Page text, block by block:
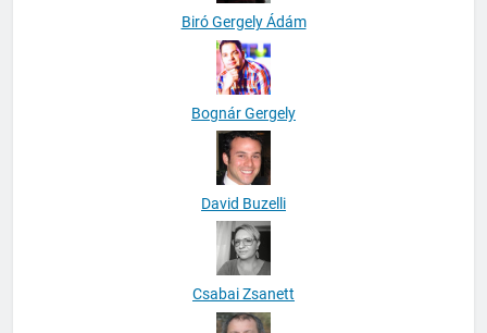
Biró Gergely Ádám
Bognár Gergely
David Buzelli
Csabai Zsanett